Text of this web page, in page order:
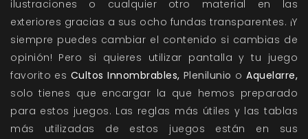
ilustraciones o cualquier otro material en las
exteriores gracias a sus ocho fundas transparentes. ¡Y
siempre puedes cambiar el contenido si cambias de
opinión! Pero si quieres utilizar pantalla y tu juego
favorito es Cultos Innombrables, Plenilunio oAquelarre,
solo tienes que encargar la que hemos preparado
para estos juegos. Las reglas más útiles y las tablas
más utilizadas de estos juegos están en sus